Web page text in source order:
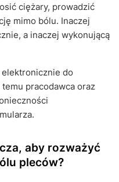
ciężary, prowadzić
mimo bólu. Inaczej
a inaczej wykonującą
do
pracodawca oraz
aby rozważyć
pleców?